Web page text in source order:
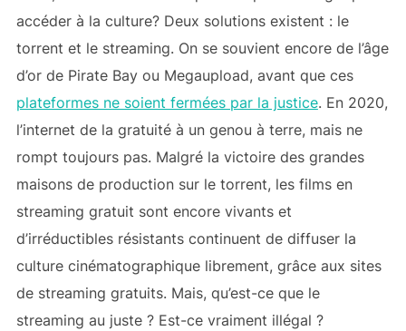
accéder à la culture? Deux solutions existent : le
torrent et le streaming. On se souvient encore de l’âge
d’or de Pirate Bay ou Megaupload, avant que ces
plateformes ne soient fermées par la justice. En 2020,
l’internet de la gratuité à un genou à terre, mais ne
rompt toujours pas. Malgré la victoire des grandes
maisons de production sur le torrent, les films en
streaming gratuit sont encore vivants et
d’irréductibles résistants continuent de diffuser la
culture cinématographique librement, grâce aux sites
de streaming gratuits. Mais, qu’est-ce que le
streaming au juste ? Est-ce vraiment illégal ?